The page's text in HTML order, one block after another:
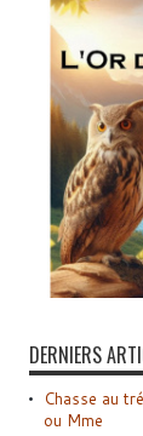
DERNIERS
Chasse au
ou Mme